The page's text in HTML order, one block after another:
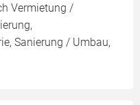
Vermietung /
Sanierung / Umbau,